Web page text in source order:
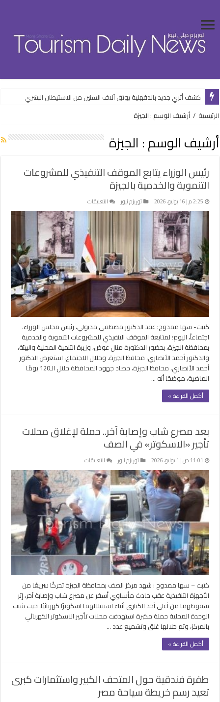
كشف أثري جديد بالدقهلية يوثق آلاف السنين من الاستيطان البشري
وزارة الإسكان تواصل طرح فرص استثمارية متنوعة من خلال المنصات الرقمية
الرئيسية / أرشيف الوسم : الجيزة
أرشيف الوسم : الجيزة
رئيس الوزراء يتابع الموقف التنفيذي للمشروعات
التنموية والخدمية بالجيزة
2:25 م | 16 يونيو، 2026 توريزم نيوز التعليقات
رئيس
الموقف
التنفيذي
للمشروعات
التنموية
والخدمية
بالجيزة
كتبت- سها ممدوح: عقد الدكتور مصطفى مدبولي، رئيس مجلس الوزراء،
اجتماعاً، اليوم؛ لمتابعة الموقف التنفيذي للمشروعات التنموية والخدمية
بمحافظة الجيزة، بحضور الدكتورة منال عوض، وزيرة التنمية المحلية والبيئة،
والدكتور أحمد الأنصاري، محافظ الجيزة. وخلال الاجتماع، استعرض الدكتور
أحمد الأنصاري، محافظ الجيزة، حصاد جهود المحافظة خلال الـ120 يومًا
الماضية، موضحًا أنه …
أكمل القراءة »
بعد مصرع شاب وإصابة آخر.. حملة لإغلاق محلات
تأجير «الاسكوتر» في الصف
11:01 ص | 1 يونيو، 2026 توريزم نيوز التعليقات
بعد
مصرع
شاب
وإصابة
آخر..
حملة
لإغلاق
محلات
تأجير
«الاسكوتر»
في
الصف
مغلقة
كتبت – سها ممدوح : شهد مركز الصف بمحافظة الجيزة تحركًا سريعًا من
الأجهزة التنفيذية عقب حادث مأساوي أسفر عن مصرع شاب وإصابة آخر، إثر
سقوطهما من أعلى أحد الكباري أثناء استقلالهما اسكوترًا كهربائيًا، حيث شنت
الوحدة المحلية حملة مكبرة استهدفت محلات تأجير الاسكوتر الكهربائي
بالمركز، وتم خلالها غلق وتشميع عدد …
أكمل القراءة »
طفرة فندقية حول المتحف الكبير واستثمارات كبرى
تعيد رسم خريطة سياحة مصر